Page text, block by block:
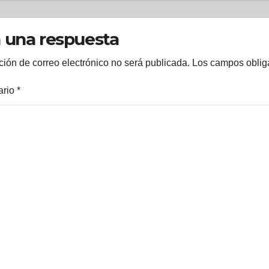
matrículas,
agosto
Residuos No
Tradicionales
una respuesta
de correo electrónico no será publicada. Los campos
*